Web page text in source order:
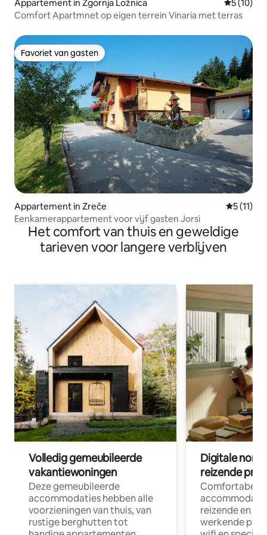
Appartement in Zgornja Ložnica
5 (10)
Comfort Apartmnet op eigen terrein Vinaria met terras
Favoriet van gasten
Favoriet van gasten
Appartement in Zreče
5 (11)
Eenkamerappartement voor vijf gasten Jorsi
Het comfort van thuis en geweldige
tarieven voor langere verblijven
Volledig gemeubileerde
vakantiewoningen
Deze gemeubileerde
accommodaties hebben alle
voorzieningen van thuis, van
rustige berghutten tot
Digitale
reizende
Comfortabele
reizende en
werkende